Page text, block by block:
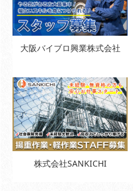
大阪バイブロ興業株式会社
株式会社SANKICHI